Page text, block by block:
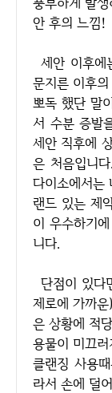
안 후의 느낌!
세안 이후에는 기존 폼클렌징은 마치 설거지를 박박
문지른 이후
뽀독 했단 말
서 수분 증발
세안 직후에
은 처음입니
다이소에서는
랜드 있는 제
이 우수하기
니다.
단점이 있다면 이게 되게 미끌거리는 (마찰력이 거의
제로에 가까
은 상황에 적
용물이 미끄
클랜징 사용
라서 손에 덜